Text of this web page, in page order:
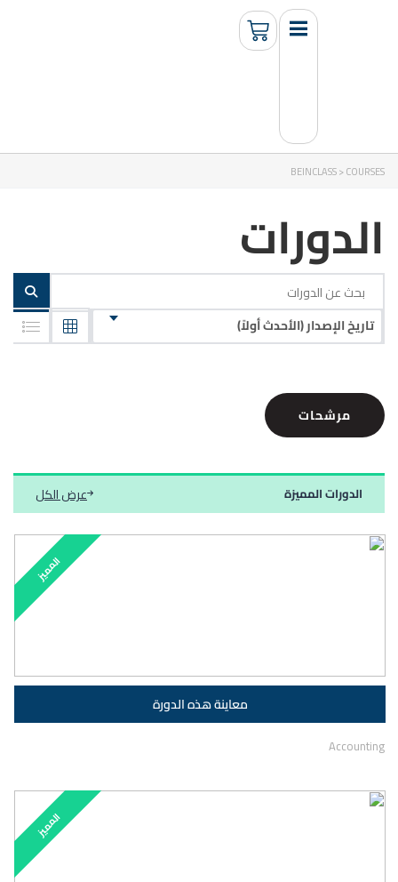
BEINCLASS> COURSES
الدورات
تاريخ الإصدار (الأحدث أولاً)
مرشحات
الدورات المميزة عرض الكل
المميز
Accounting
المميز